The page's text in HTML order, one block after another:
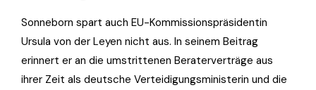
Sonneborn spart auch EU-Kommissionspräsidentin
Ursula von der Leyen nicht aus. In seinem Beitrag
erinnert er an die umstrittenen Beraterverträge aus
ihrer Zeit als deutsche Verteidigungsministerin und die